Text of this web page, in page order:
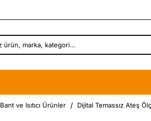
Bant ve Isıtıcı Ürünler Dijital Temassız Ateş